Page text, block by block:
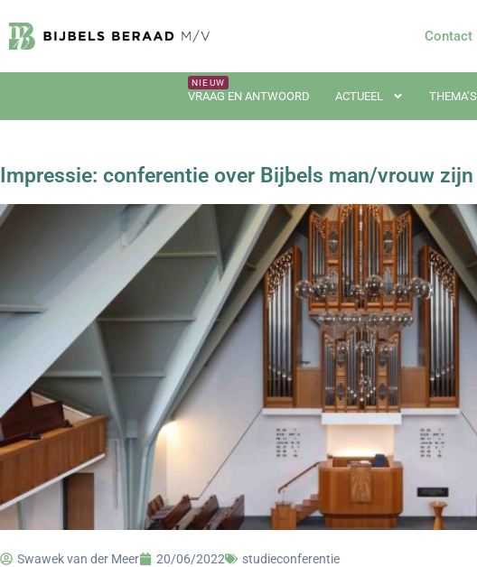
Contact
VRAAG EN ANTWOORD ACTUEEL THEMA’S
Impressie: conferentie over Bijbels man/vrouw zijn
Swawek van der Meer 20/06/2022 studieconferentie